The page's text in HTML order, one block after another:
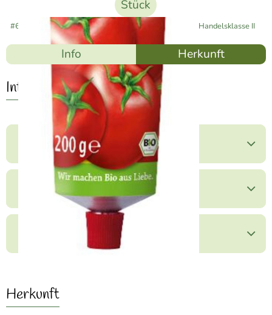
Stück
#60020 2,59 €/ Stück 12,95 €/ kg Handelsklasse II
Info Herkunft
Info
Produktinformationen
Zutaten
Produktdatenblatt
Herkunft